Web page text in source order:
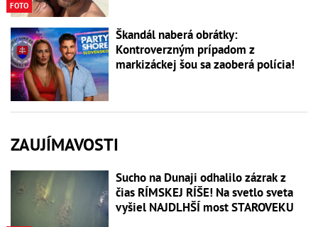
FOTO
Škandál naberá obrátky:
Kontroverzným prípadom z
markizáckej šou sa zaoberá polícia!
ZAUJÍMAVOSTI
Sucho na Dunaji odhalilo zázrak z
čias RÍMSKEJ RÍŠE! Na svetlo sveta
vyšiel NAJDLHŠÍ most STAROVEKU